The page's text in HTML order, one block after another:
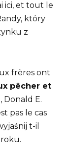
ici, et tout le
który
z
frères ont
pêcher et
Donald E.
pas le cas
t-il